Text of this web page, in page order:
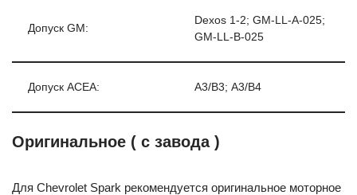
Допуск GM:
Dexos 1-2; GM-LL-A-025;
GM-LL-B-025
Допуск ACEA: А3/В3; А3/В4
Оригинальное ( с завода )
Для Chevrolet Spark рекомендуется оригинальное моторное